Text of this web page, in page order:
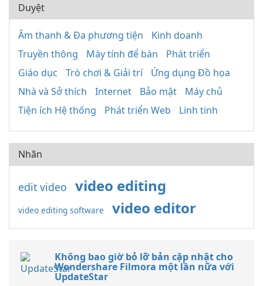
Duyệt
Âm thanh & Đa phương tiện
Kinh doanh
Truyền thông
Máy tính để bàn
Phát triển
Giáo dục
Trò chơi & Giải trí
Ứng dụng Đồ họa
Nhà và Sở thích
Internet Bảo mật
Máy chủ
Tiện ích Hệ thống
Phát triển Web Linh tinh
Nhãn
edit video video editing
video editing software video editor
Không bao giờ bỏ lỡ bản cập nhật cho
Wondershare Filmora một lần nữa với
UpdateStar